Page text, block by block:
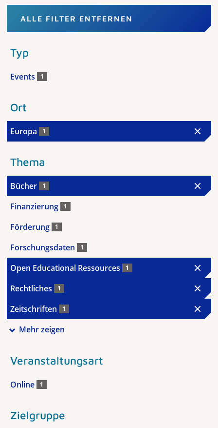
ALLE FILTER ENTFERNEN
Typ
Events 1
Ort
Europa 1
Thema
Bücher 1
Finanzierung 1
Förderung 1
Forschungsdaten 1
Open Educational Ressources 1
Rechtliches 1
Zeitschriften 1
Mehr zeigen
Veranstaltungsart
Online 1
Zielgruppe